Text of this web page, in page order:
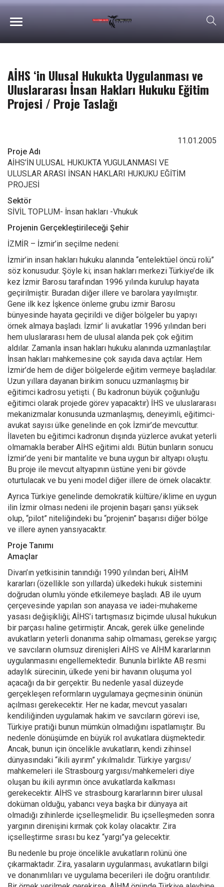
AİHS ‘in Ulusal Hukukta Uygulanması ve
Uluslararası İnsan Hakları Hukuku Eğitim
Projesi / Proje Taslağı
11.01.2005
Proje Adı
AİHS’İN ULUSAL HUKUKTA YUGULANMASI VE
ULUSLAR ARASI İNSAN HAKLARI HUKUKU EĞİTİM
PROJESİ
Sektör
SİVİL TOPLUM- İnsan hakları -Vhukuk
Projenin Gerçekleştirileceği Şehir
İZMİR – İzmir’in seçilme nedeni:
İzmir’in insan hakları hukuku alanında “entelektüel öncü rolü”
söz konusudur. Şöyle ki; insan hakları merkezi Türkiye’de ilk
kez İzmir Barosu tarafından 1996 yılında kurulup hayata
geçirilmiştir. Buradan diğer illere ve barolara yayılmıştır.
Gene ilk kez İşkence önleme grubu izmir Barosu
bünyesinde hayata geçirildi ve diğer bölgeler bu yapıyı
örnek almaya başladı. İzmir’ li avukatlar 1996 yılından beri
hem uluslararası hem de ulusal alanda pek çok eğitim
aldılar. Zamanla insan hakları hukuku alanında uzmanlaştılar.
İnsan hakları mahkemesine çok sayıda dava açtılar. Hem
İzmir’de hem de diğer bölgelerde eğitim vermeye başladılar.
Uzun yıllara dayanan birikim sonucu uzmanlaşmış bir
eğitimci kadrosu yetişti. ( Bu kadronun büyük çoğunluğu
eğitimci olarak projede görev yapacaktır) İHS ve uluslararası
mekanizmalar konusunda uzmanlaşmış, deneyimli, eğitimci-
avukat sayısı ülke genelinde en çok İzmir’de mevcuttur.
İlaveten bu eğitimci kadronun dışında yüzlerce avukat yeterli
olmamakla beraber AİHS eğitimi aldı. Bütün bunların sonucu
İzmir’de yeni bir mantalite ve buna uygun bir altyapı oluştu.
Bu proje ile mevcut altyapının üstüne yeni bir gövde
oturtulacak ve bu yeni model diğer illere de örnek olacaktır.
Ayrıca Türkiye genelinde demokratik kültüre/iklime en uygun
ilin İzmir olması nedeni ile projenin başarı şansı yüksek
olup, “pilot” niteliğindeki bu “projenin” başarısı diğer bölge
ve illere aynen yansıyacaktır.
Proje Tanımı
Amaçlar
Divan’ın yetkisinin tanındığı 1990 yılından beri, AİHM
kararları (özellikle son yıllarda) ülkedeki hukuk sistemini
doğrudan olumlu yönde etkilemeye başladı. AB ile uyum
çerçevesinde yapılan son anayasa ve iadei-muhakeme
yasası değişikliği; AİHS’i tartışmasız biçimde ulusal hukukun
bir parçası haline getirmiştir. Ancak, gerek ülke genelinde
avukatların yeterli donanıma sahip olmaması, gerekse yargıç
ve savcıların olumsuz direnişleri AİHS ve AİHM kararlarının
uygulanmasını engellemektedir. Bununla birlikte AB resmi
adaylık sürecinin, ülkede yeni bir havanın oluşuma yol
açacağı da bir gerçektir. Bu nedenle yasal düzeyde
gerçekleşen reformların uygulamaya geçmesinin önünün
açılması gerekecektir. Her ne kadar, mevcut yasaları
kendiliğinden uygulamak hakim ve savcıların görevi ise,
Türkiye pratiği bunun mümkün olmadığını ispatlamıştır. Bu
nedenle dönüşümde en büyük rol avukatlara düşmektedir.
Ancak, bunun için öncelikle avukatların, kendi zihinsel
dünyasındaki “ikili ayırım” yıkılmalıdır. Türkiye yargısı/
mahkemeleri ile Strasbourg yargısı/mahkemeleri diye
oluşan bu ikili ayrımın önce avukatlarda kalkması
gerekecektir. AİHS ve strasbourg kararlarının birer ulusal
doküman olduğu, yabancı veya başka bir dünyaya ait
olmadığı zihinlerde içselleşmelidir. Bu içselleşmeden sonra
yargının direnişini kırmak çok kolay olacaktır. Zira
içselleştirme sırası bu kez “yargı”ya gelecektir.
Bu nedenle bu proje öncelikle avukatların rolünü öne
çıkarmaktadır. Zira, yasaların uygulanması, avukatların bilgi
ve donanımlıları ve uygulama becerileri ile doğru orantılıdır.